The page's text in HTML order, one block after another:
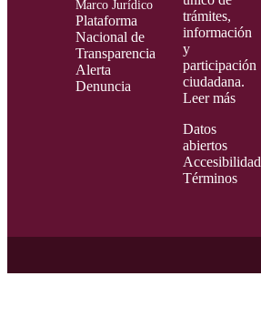
Marco Jurídico
Plataforma
Nacional de
Transparencia
Alerta
Denuncia
trámites,
información
y
participación
ciudadana.
Leer más
Datos
abiertos
Accesibilidad
Términos